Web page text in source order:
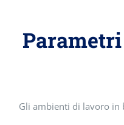
Gli ambienti di lavoro in